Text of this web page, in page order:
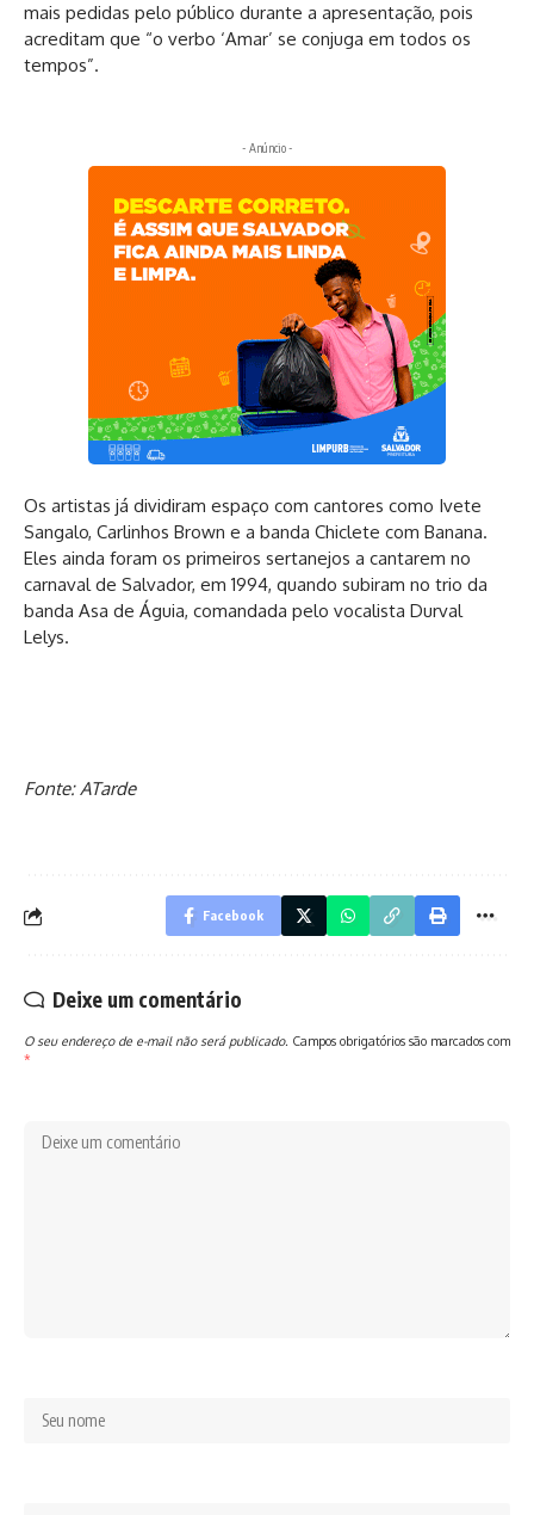
mais pedidas pelo público durante a apresentação, pois
acreditam que “o verbo ‘Amar’ se conjuga em todos os
tempos”.
- Anúncio -
Os artistas já dividiram espaço com cantores como Ivete
Sangalo, Carlinhos Brown e a banda Chiclete com Banana.
Eles ainda foram os primeiros sertanejos a cantarem no
carnaval de Salvador, em 1994, quando subiram no trio da
banda Asa de Águia, comandada pelo vocalista Durval
Lelys.
Fonte: ATarde
Facebook
Deixe um comentário
O seu endereço de e-mail não será publicado. Campos obrigatórios são marcados com
*